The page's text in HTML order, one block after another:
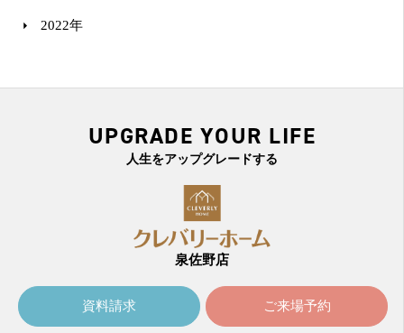
2022年
UPGRADE YOUR LIFE
人生をアップグレードする
泉佐野店
資料請求 ご来場予約